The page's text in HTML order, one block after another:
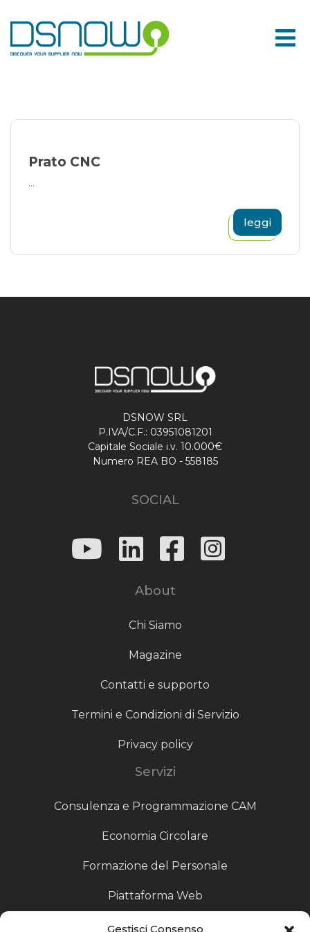
Gestisci Consenso
to
content
Prato CNC
...
leggi
DSNOW SRL
P.IVA/C.F.: 03951081201
Capitale Sociale i.v. 10.000€
Numero REA BO - 558185
SOCIAL
About
Chi Siamo
Magazine
Contatti e supporto
Termini e Condizioni di Servizio
Privacy policy
Servizi
Consulenza e Programmazione CAM
Economia Circolare
Formazione del Personale
Piattaforma Web
Scouting fornitori